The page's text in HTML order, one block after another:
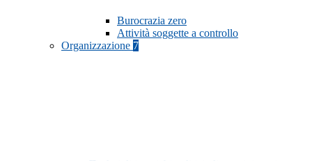
Burocrazia zero
Attività soggette a controllo
Organizzazione 7